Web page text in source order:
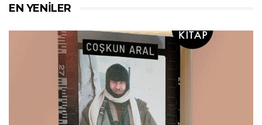
EN YENILER